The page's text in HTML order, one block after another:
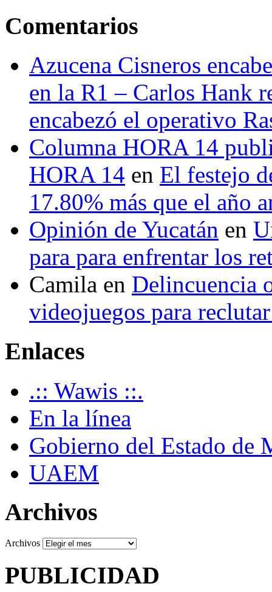
Comentarios
Azucena Cisneros
en la R1 – Carlos Hank
encabezó el operativo
Columna HORA 14
HORA 14 en El festejo
17.80% más que el año
Opinión de Yucatán en
para para enfrentar los
Camila en Delincuencia
videojuegos para
Enlaces
.:: Wawis ::.
En la línea
Gobierno del Estado de
UAEM
Archivos
Archivos
PUBLICIDAD